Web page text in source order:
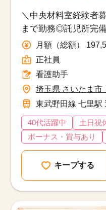
＼中央材料室経験者
まで勤務◎託児所完
月額（総額）
正社員
看護助手
埼玉県 さいたま市
東武野田線 七里駅
40代活躍中
土日祝
ボーナス・賞与あり
キープする